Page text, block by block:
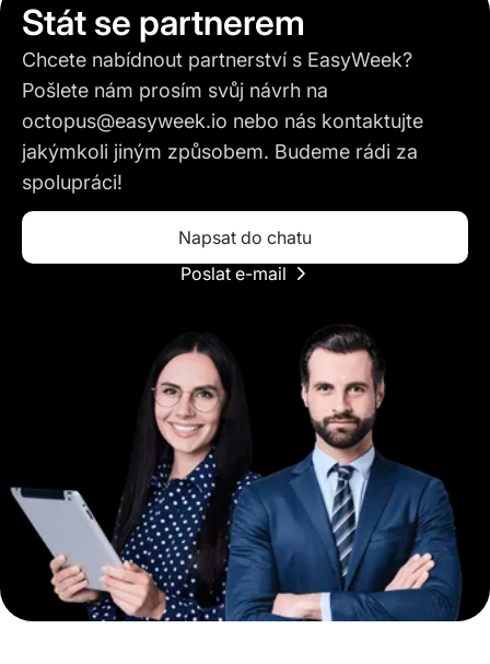
Stát se partnerem
Chcete nabídnout partnerství s EasyWeek?
Pošlete nám prosím svůj návrh na
octopus@easyweek.io nebo nás kontaktujte
jakýmkoli jiným způsobem. Budeme rádi za
spolupráci!
Napsat do chatu
Poslat e-mail